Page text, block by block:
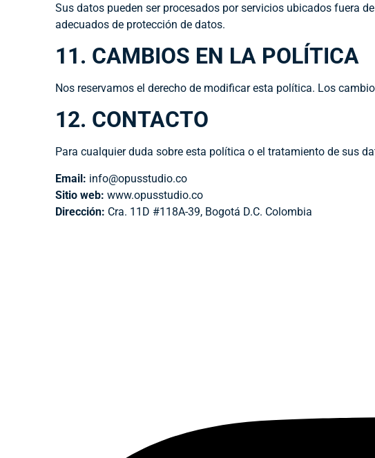
Sus datos pueden ser procesados por servicios ubicados fuera
adecuados de protección de datos.
11. CAMBIOS EN LA POLÍTICA
Nos reservamos el derecho de modificar esta política. Los
12. CONTACTO
Para cualquier duda sobre esta política o el tratamiento de sus
Email: info@opusstudio.co
Sitio web: www.opusstudio.co
Dirección: Cra. 11D #118A-39, Bogotá D.C. Colombia